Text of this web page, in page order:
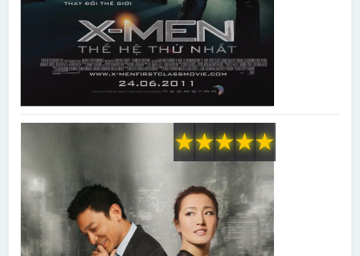
★
★
★
★
★